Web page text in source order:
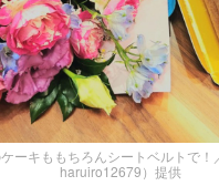
ーキももちろんシートベルトで！
haruiro12679）提供